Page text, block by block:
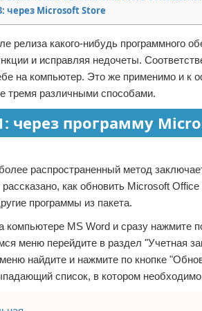
информации
через Microsoft Store
релиза какого-нибудь программного
и исправляя недочеты.
на компьютер. Это же применимо и к
тремя различными способами.
через программу
распространенный метод
как обновить Microsoft
программы из пакета.
компьютере MS Word и сразу нажмите
меню перейдите в раздел "Учетная
найдите и нажмите по кнопке
список, в котором